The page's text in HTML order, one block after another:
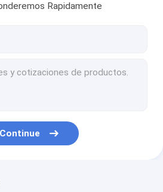
hidráulica
composta
de teste
Rapidamente
Continue